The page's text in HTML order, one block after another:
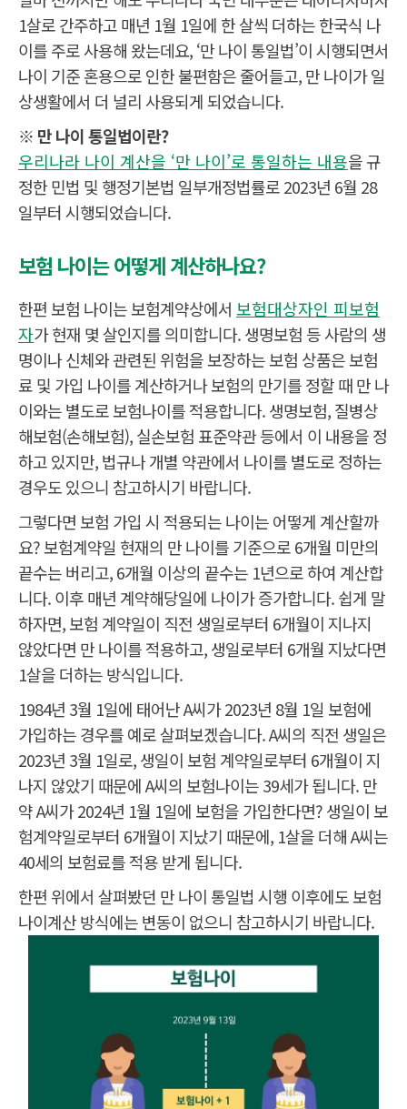
1살로 간주하고 매년 1월 1일에 한 살씩 더하는 한국식 나
이를 주로 사용해 왔는데요, ‘만 나이 통일법’이 시행되면서
나이 기준 혼용으로 인한 불편함은 줄어들고, 만 나이가 일
상생활에서 더 널리 사용되게 되었습니다.
※ 만 나이 통일법이란?
우리나라 나이 계산을 ‘만 나이’로 통일하는 내용을 규
정한 민법 및 행정기본법 일부개정법률로 2023년 6월 28
일부터 시행되었습니다.
보험 나이는 어떻게 계산하나요?
한편 보험 나이는 보험계약상에서 보험대상자인 피보험
자가 현재 몇 살인지를 의미합니다. 생명보험 등 사람의 생
명이나 신체와 관련된 위험을 보장하는 보험 상품은 보험
료 및 가입 나이를 계산하거나 보험의 만기를 정할 때 만 나
이와는 별도로 보험나이를 적용합니다. 생명보험, 질병상
해보험(손해보험), 실손보험 표준약관 등에서 이 내용을 정
하고 있지만, 법규나 개별 약관에서 나이를 별도로 정하는
경우도 있으니 참고하시기 바랍니다.
그렇다면 보험 가입 시 적용되는 나이는 어떻게 계산할까
요? 보험계약일 현재의 만 나이를 기준으로 6개월 미만의
끝수는 버리고, 6개월 이상의 끝수는 1년으로 하여 계산합
니다. 이후 매년 계약해당일에 나이가 증가합니다. 쉽게 말
하자면, 보험 계약일이 직전 생일로부터 6개월이 지나지
않았다면 만 나이를 적용하고, 생일로부터 6개월 지났다면
1살을 더하는 방식입니다.
1984년 3월 1일에 태어난 A씨가 2023년 8월 1일 보험에
가입하는 경우를 예로 살펴보겠습니다. A씨의 직전 생일은
2023년 3월 1일로, 생일이 보험 계약일로부터 6개월이 지
나지 않았기 때문에 A씨의 보험나이는 39세가 됩니다. 만
약 A씨가 2024년 1월 1일에 보험을 가입한다면? 생일이 보
험계약일로부터 6개월이 지났기 때문에, 1살을 더해 A씨는
40세의 보험료를 적용 받게 됩니다.
한편 위에서 살펴봤던 만 나이 통일법 시행 이후에도 보험
나이계산 방식에는 변동이 없으니 참고하시기 바랍니다.